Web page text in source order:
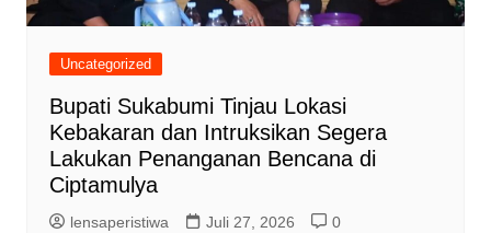
Uncategorized
Bupati Sukabumi Tinjau Lokasi
Kebakaran dan Intruksikan Segera
Lakukan Penanganan Bencana di
Ciptamulya
lensaperistiwa Juli 27, 2026 0